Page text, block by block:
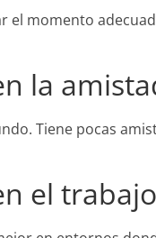
el momento
la
Tiene pocas
el